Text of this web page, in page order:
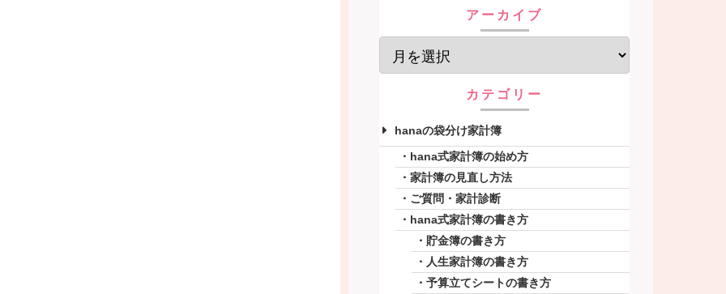
アーカイブ
カテゴリー
hanaの袋分け家計簿
hana式家計簿の始め方
家計簿の見直し方法
ご質問・家計診断
hana式家計簿の書き方
貯金簿の書き方
人生家計簿の書き方
予算立てシートの書き方